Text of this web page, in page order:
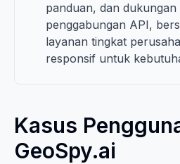
panduan, dan
penggabungan API,
layanan tingkat
responsif untuk
Kasus
GeoSpy.ai